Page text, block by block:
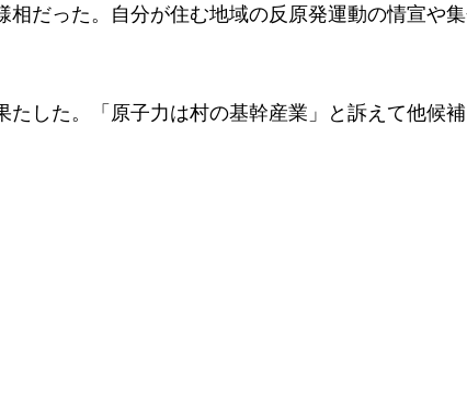
だった。自分が住む地域の反原発運動の情宣や集
した。「原子力は村の基幹産業」と訴えて他候補